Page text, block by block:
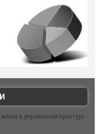
в українській культурі